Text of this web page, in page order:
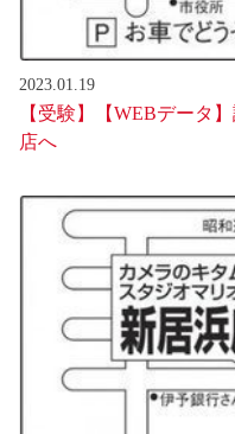
2023.01.19
【受験】【WEBデータ
店へ